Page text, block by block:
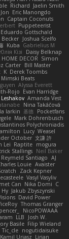
Richard Jaelin Smith
Jon Eric Manongdo
Captain Coconuts
Puppeteerist
Eduardo Gottschald
Becker Joshua Scelfo
Kuba Gabrielius M
Юлія Кізі
Daisy Belknap
HOME DECOR Simon
Carter Bill Master
K Derek Toombs
Mimski Beats
Alyssa Everett
Rojo Evan Harridge
Amanda Vest
Nina Takáčová
larkin 基德 Pocketfans
Mark Dohrenbusch
Polychroniadis
Lucy Weasel
October 文謙 許
Lei Raptite mogura
Stallings Neil Baker
Reymeld Santiago AJ
Louie Avaister
Zack Kepner
Vasyl Vasyliv
Can Nika Domi C
Hy Jakub Zbyszynski
David Power
Thomas Granger
NicoPOWAAA
LLB
Josh W.
Basile Filip Wieland
Tic_cle nogutidaisuke
Kamil Uriasz Lirian